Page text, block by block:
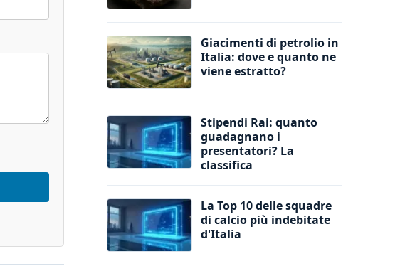
Giacimenti di petrolio in
Italia: dove e quanto ne
viene estratto?
Stipendi Rai: quanto
guadagnano i
presentatori? La
classifica
La Top 10 delle squadre
di calcio più indebitate
d'Italia